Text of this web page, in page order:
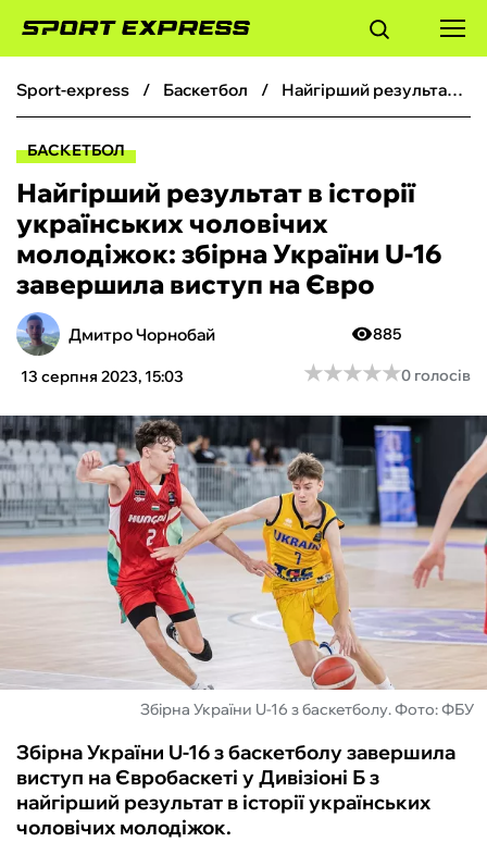
ФУТБОЛ
БОКС
ХОКЕЙ
ТЕНІС
КІБЕРСПОРТ
ЧС-2026
ФУТЗАЛ
БУКМЕКЕРИ
sport-express баскетбол Найгірший результат в історії українських чоловічих молодіжок: збірна України U-16 завершила виступ на Євро
БАСКЕТБОЛ
Найгірший результат в історії
українських чоловічих
молодіжок: збірна України U-16
завершила виступ на Євро
Дмитро Чорнобай
13 серпня 2023, 15:03
885
★★★★★
★★★★★0 голосів
Збірна України U-16 з баскетболу. Фото: ФБУ
Збірна України U-16 з баскетболу завершила
виступ на Євробаскеті у Дивізіоні Б з
найгірший результат в історії українських
чоловічих молодіжок.